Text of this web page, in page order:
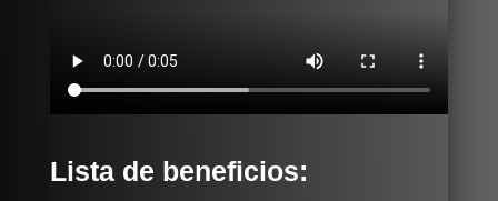
Lista de beneficios: